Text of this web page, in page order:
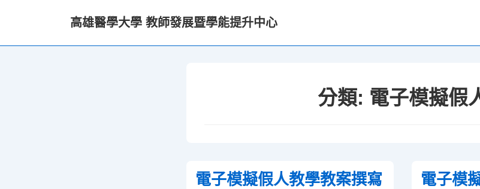
高雄醫學大學 教師發展暨學能提升中心
分類: 電子模擬假
電子模擬假人教學教案撰寫
電子模